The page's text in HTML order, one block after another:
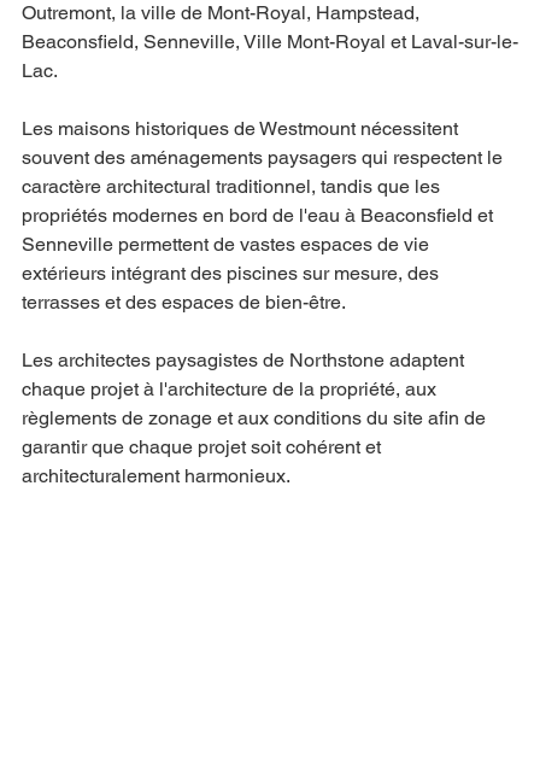
Outremont, la ville de Mont-Royal, Hampstead,
Beaconsfield, Senneville, Ville Mont-Royal et Laval-sur-le-
Lac.
Les maisons historiques de Westmount nécessitent
souvent des aménagements paysagers qui respectent le
caractère architectural traditionnel, tandis que les
propriétés modernes en bord de l'eau à Beaconsfield et
Senneville permettent de vastes espaces de vie
extérieurs intégrant des piscines sur mesure, des
terrasses et des espaces de bien-être.
Les architectes paysagistes de Northstone adaptent
chaque projet à l'architecture de la propriété, aux
règlements de zonage et aux conditions du site afin de
garantir que chaque projet soit cohérent et
architecturalement harmonieux.